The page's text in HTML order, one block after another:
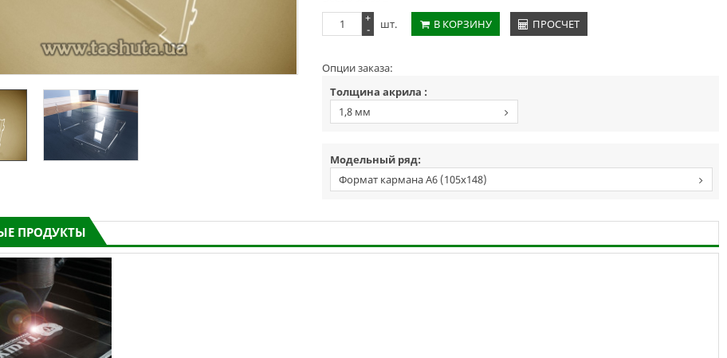
+
-
шт. В КОРЗИНУ ПРОСЧЕТ
Опции заказа:
Толщина акрила :
1,8 мм
Модельный ряд:
Формат кармана А6 (105х148)
ПРОДУКТЫ